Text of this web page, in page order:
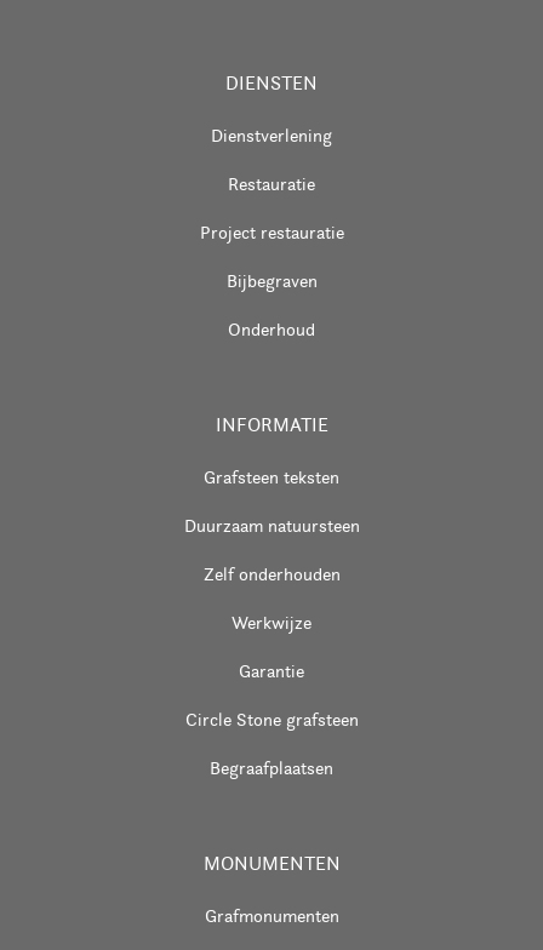
DIENSTEN
Dienstverlening
Restauratie
Project restauratie
Bijbegraven
Onderhoud
INFORMATIE
Grafsteen teksten
Duurzaam natuursteen
Zelf onderhouden
Werkwijze
Garantie
Circle Stone grafsteen
Begraafplaatsen
MONUMENTEN
Grafmonumenten